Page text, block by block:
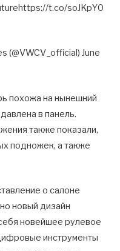
t.co/soJKpY0
(@VWCV_official) June
похожа на нынешний
​​в панель.
также показали,
подножек, а также
о салоне
новый дизайн
новейшее рулевое
инструменты